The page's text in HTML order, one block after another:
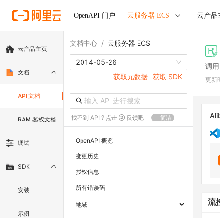
OpenAPI 门户 云服务器 ECS 云产品
云产品主页
文档
API 文档
RAM 鉴权文档
调试
SDK
安装
示例
文档中心 / 云服务器 ECS
2014-05-26
获取元数据 获取 SDK
找不到 API ? 点击 反馈吧 简洁
OpenAPI 概览
变更历史
授权信息
所有错误码
地域
调
更新
流